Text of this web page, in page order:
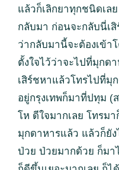
แล้วก็เลิกยาทุกชนิดเล
กลับมา ก่อนจะกลับนี่เ
ว่ากลับมานี้จะต้องเข้า
ตั้งใจไว้ว่าจะไปที่มุกด
เสิร์ชหาแล้วโทรไปที่มุ
อยู่กรุงเทพก็มาที่ปทุม
โห ดีใจมากเลย โทรม
มุกดาหารแล้ว แล้วก็ยั
ป่วย ป่วยมากด้วย ก็มา